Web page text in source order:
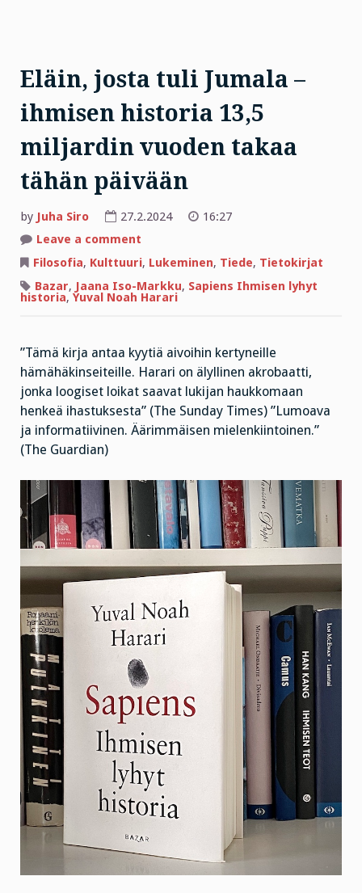
Eläin, josta tuli Jumala –
ihmisen historia 13,5
miljardin vuoden takaa
tähän päivään
by Juha Siro 27.2.2024
16:27
Leave a comment
josta
tuli
Jumala
–
vuoden
takaa
tähän
päivään
Filosofia, Kulttuuri, Lukeminen, Tiede, Tietokirjat
Bazar, Jaana Iso-Markku, Sapiens Ihmisen lyhyt
historia, Yuval Noah Harari
”Tämä kirja antaa kyytiä aivoihin kertyneille
hämähäkinseiteille. Harari on älyllinen akrobaatti,
jonka loogiset loikat saavat lukijan haukkomaan
henkeä ihastuksesta” (The Sunday Times) ”Lumoava
ja informatiivinen. Äärimmäisen mielenkiintoinen.”
(The Guardian)